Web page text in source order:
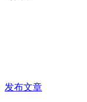
发布文章